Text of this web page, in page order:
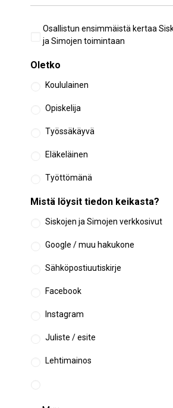
Aiempi
osallistuminen
Osallistun ensimmäistä kertaa
ja Simojen toimintaan
Oletko
Koululainen
Opiskelija
Työssäkäyvä
Eläkeläinen
Työttömänä
Mistä löysit tiedon keikasta?
Siskojen ja Simojen verkkosivut
Google / muu hakukone
Sähköpostiuutiskirje
Facebook
Instagram
Juliste / esite
Lehtimainos